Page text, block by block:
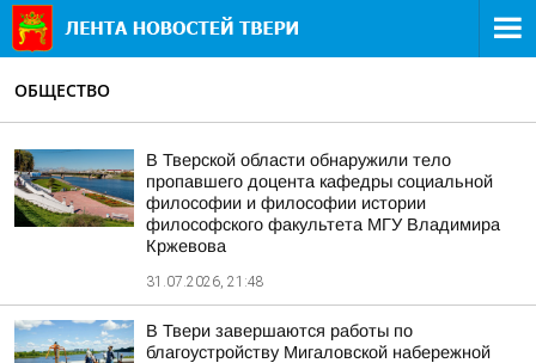
ОБЩЕСТВО
В Тверской области обнаружили тело
пропавшего доцента кафедры социальной
философии и философии истории
философского факультета МГУ Владимира
Кржевова
31.07.2026, 21:48
В Твери завершаются работы по
благоустройству Мигаловской набережной